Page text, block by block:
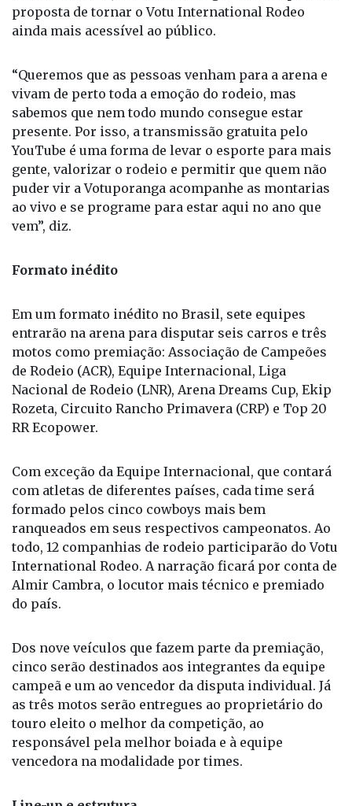
ainda mais acessível ao público.
vivam de perto toda a emoção do rodeio, mas
sabemos que nem todo mundo consegue estar
presente. Por isso, a transmissão gratuita pelo
YouTube é uma forma de levar o esporte para mais
gente, valorizar o rodeio e permitir que quem não
puder vir a Votuporanga acompanhe as montarias
ao vivo e se programe para estar aqui no ano que
vem”, diz.
entrarão na arena para disputar seis carros e três
motos como premiação: Associação de Campeões
de Rodeio (ACR), Equipe Internacional, Liga
Nacional de Rodeio (LNR), Arena Dreams Cup, Ekip
Rozeta, Circuito Rancho Primavera (CRP) e Top 20
RR Ecopower.
com atletas de diferentes países, cada time será
formado pelos cinco cowboys mais bem
ranqueados em seus respectivos campeonatos. Ao
todo, 12 companhias de rodeio participarão do Votu
International Rodeo. A narração ficará por conta de
Almir Cambra, o locutor mais técnico e premiado
do país.
cinco serão destinados aos integrantes da equipe
campeã e um ao vencedor da disputa individual. Já
as três motos serão entregues ao proprietário do
touro eleito o melhor da competição, ao
responsável pela melhor boiada e à equipe
vencedora na modalidade por times.